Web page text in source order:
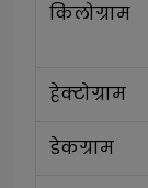
किलोग्राम
हेक्टोग्राम
डेकग्राम